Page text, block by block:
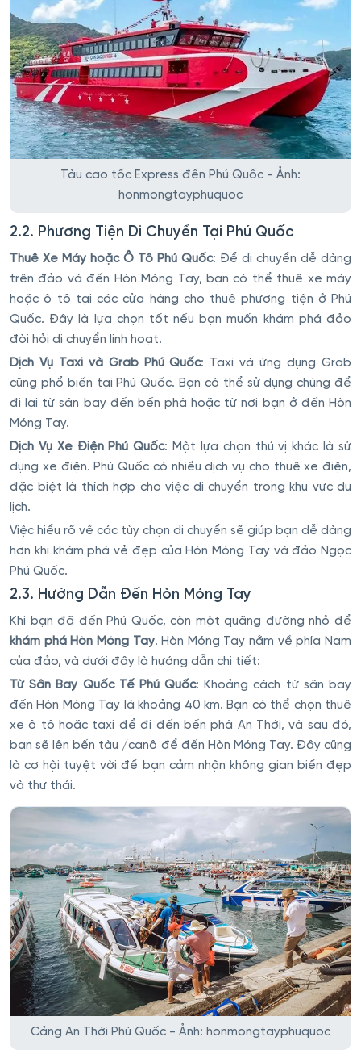
Tàu cao tốc Express đến Phú Quốc - Ảnh:
honmongtayphuquoc
2.2. Phương Tiện Di Chuyển Tại Phú Quốc
Thuê Xe Máy hoặc Ô Tô Phú Quốc: Để di chuyển dễ dàng
trên đảo và đến Hòn Móng Tay, bạn có thể thuê xe máy
hoặc ô tô tại các cửa hàng cho thuê phương tiện ở Phú
Quốc. Đây là lựa chọn tốt nếu bạn muốn khám phá đảo
đòi hỏi di chuyển linh hoạt.
Dịch Vụ Taxi và Grab Phú Quốc: Taxi và ứng dụng Grab
cũng phổ biến tại Phú Quốc. Bạn có thể sử dụng chúng để
đi lại từ sân bay đến bến phà hoặc từ nơi bạn ở đến Hòn
Móng Tay.
Dịch Vụ Xe Điện Phú Quốc: Một lựa chọn thú vị khác là sử
dụng xe điện. Phú Quốc có nhiều dịch vụ cho thuê xe điện,
đặc biệt là thích hợp cho việc di chuyển trong khu vực du
lịch.
Việc hiểu rõ về các tùy chọn di chuyển sẽ giúp bạn dễ dàng
hơn khi khám phá vẻ đẹp của Hòn Móng Tay và đảo Ngọc
Phú Quốc.
2.3. Hướng Dẫn Đến Hòn Móng Tay
Khi bạn đã đến Phú Quốc, còn một quãng đường nhỏ để
khám phá Hòn Móng Tay. Hòn Móng Tay nằm về phía Nam
của đảo, và dưới đây là hướng dẫn chi tiết:
Từ Sân Bay Quốc Tế Phú Quốc: Khoảng cách từ sân bay
đến Hòn Móng Tay là khoảng 40 km. Bạn có thể chọn thuê
xe ô tô hoặc taxi để đi đến bến phà An Thới, và sau đó,
bạn sẽ lên bến tàu /canô để đến Hòn Móng Tay. Đây cũng
là cơ hội tuyệt vời để bạn cảm nhận không gian biển đẹp
và thư thái.
Cảng An Thới Phú Quốc - Ảnh: honmongtayphuquoc